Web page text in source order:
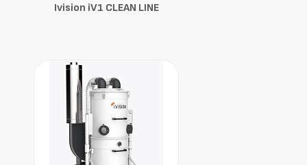
Ivision iV1 CLEAN LINE